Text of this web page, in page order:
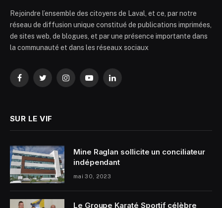
Rejoindre l’ensemble des citoyens de Laval, et ce, par notre
réseau de diffusion unique constitué de publications imprimées,
de sites web, de blogues, et par une présence importante dans
la communauté et dans les réseaux sociaux
FacebookTwitterInstagramYouTubeLinkedIn
SUR LE VIF
Mine Raglan sollicite un conciliateur
indépendant
mai 30, 2023
Le Groupe Karaté Sportif célèbre